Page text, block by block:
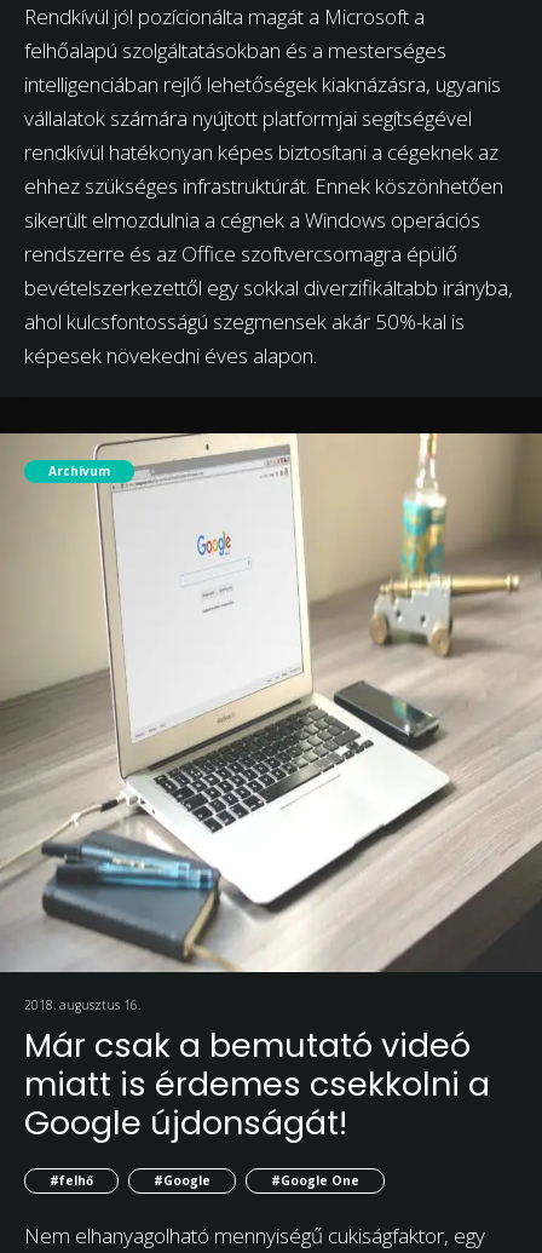
Rendkívül jól pozícionálta magát a Microsoft a
felhőalapú szolgáltatásokban és a mesterséges
intelligenciában rejlő lehetőségek kiaknázásra, ugyanis
vállalatok számára nyújtott platformjai segítségével
rendkívül hatékonyan képes biztosítani a cégeknek az
ehhez szükséges infrastruktúrát. Ennek köszönhetően
sikerült elmozdulnia a cégnek a Windows operációs
rendszerre és az Office szoftvercsomagra épülő
bevételszerkezettől egy sokkal diverzifikáltabb irányba,
ahol kulcsfontosságú szegmensek akár 50%-kal is
képesek növekedni éves alapon.
Archívum
2018. augusztus 16.
Már csak a bemutató videó
miatt is érdemes csekkolni a
Google újdonságát!
#felhő #Google #Google One
Nem elhanyagolható mennyiségű cukiságfaktor, egy